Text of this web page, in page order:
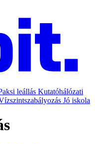
leállás Kutatóhálózati
Jó iskola